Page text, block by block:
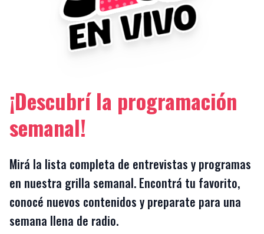
¡Descubrí la programación
semanal!
Mirá la lista completa de entrevistas y programas
en nuestra grilla semanal. Encontrá tu favorito,
conocé nuevos contenidos y preparate para una
semana llena de radio.